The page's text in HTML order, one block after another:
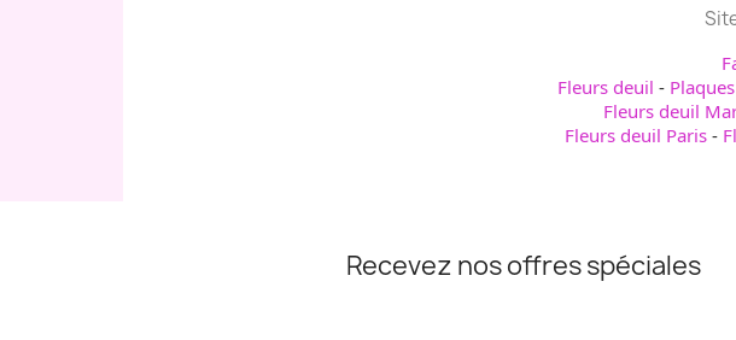
Fleurs deuil -
Fleurs deuil
Fleurs deuil Paris-
Recevez nos offres spéciales